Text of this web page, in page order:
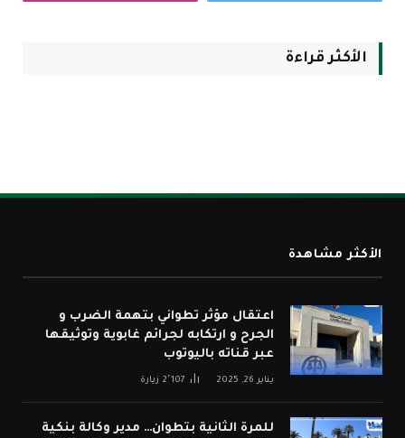
الأكثر قراءة
الأكثر مشاهدة
اعتقال مؤثر تطواني بتهمة الضرب و
الجرح و ارتكابه لجرائم غابوية وتوثيقها
عبر قناته باليوتوب
يناير 26, 2025 2٬107 زيارة
للمرة الثانية بتطوان… مدير وكالة بنكية